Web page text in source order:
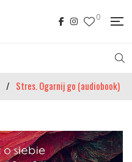
0
/ Stres. Ogarnij go (audiobook)